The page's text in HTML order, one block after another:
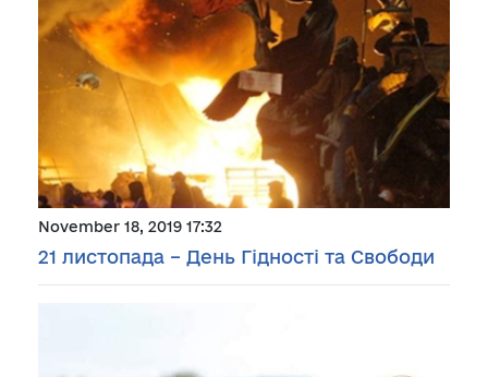
November 18, 2019 17:32
21 листопада – День Гідності та Свободи